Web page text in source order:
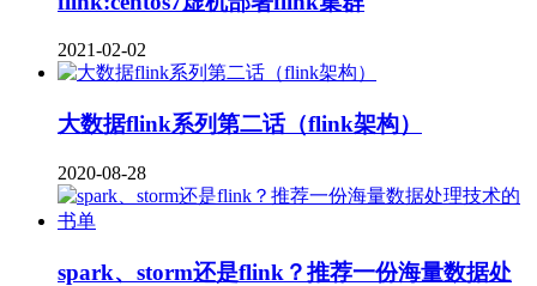
2021-02-02
大数据flink系列第二话（flink架构）
2020-08-28
spark、storm还是flink？推荐一份海量数据处